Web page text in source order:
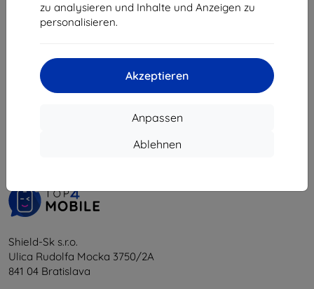
zu analysieren und Inhalte und Anzeigen zu
personalisieren.
Akzeptieren
Anpassen
Ablehnen
Auf Lager > 5 Stk.
vom ganzen5.
Shield-Sk s.r.o.
Ulica Rudolfa Mocka 3750/2A
841 04 Bratislava